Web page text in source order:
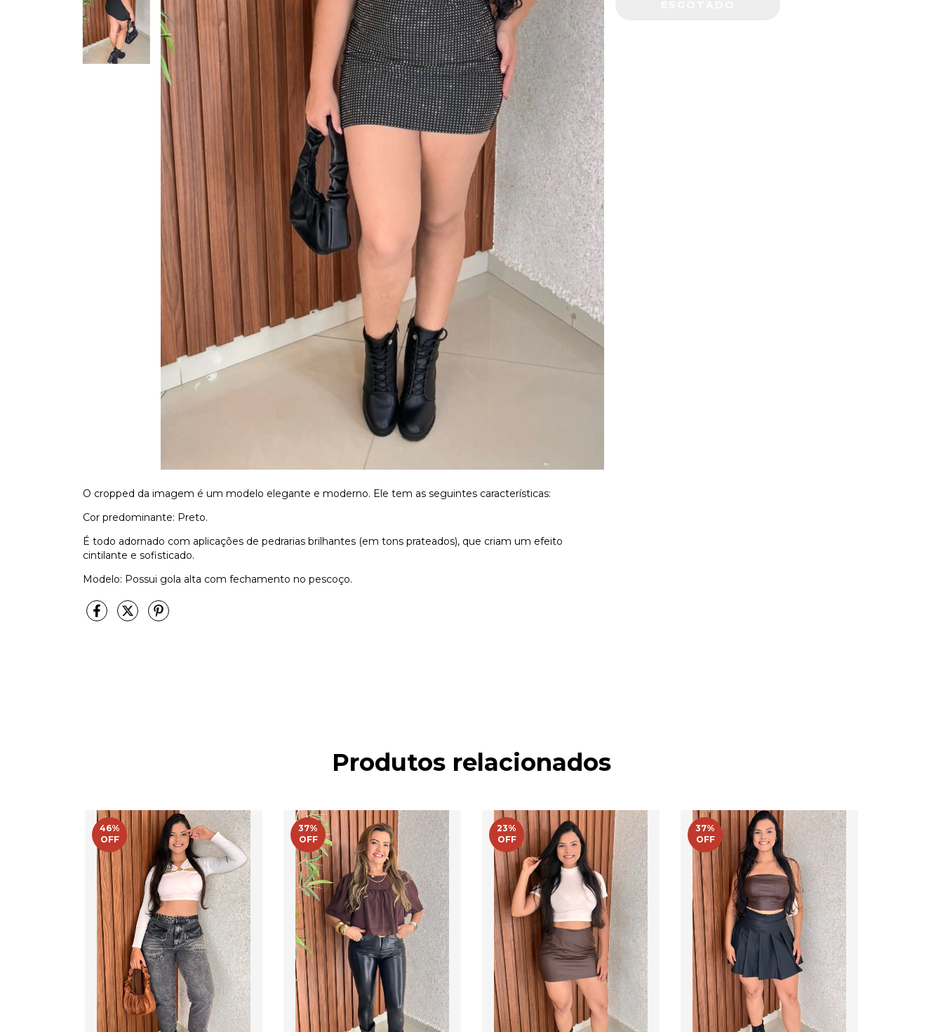
O cropped da imagem é um modelo elegante e moderno. Ele tem as seguintes características:
Cor predominante: Preto.
É todo adornado com aplicações de pedrarias brilhantes (em tons prateados), que criam um efeito
cintilante e sofisticado.
Modelo: Possui gola alta com fechamento no pescoço.
Produtos relacionados
46%
OFF
37%
OFF
23%
OFF
37%
OFF